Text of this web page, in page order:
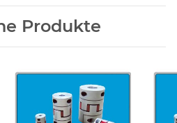
Produkte